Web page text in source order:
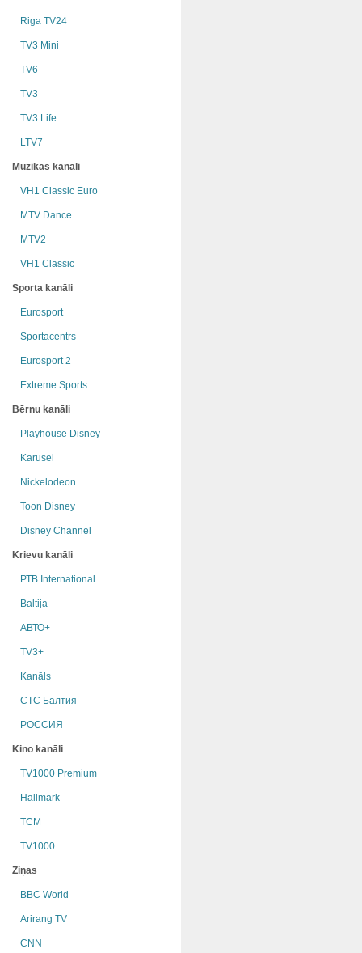
Riga TV24
TV3 Mini
TV6
TV3
TV3 Life
LTV7
Mūzikas kanāli
VH1 Classic Euro
MTV Dance
MTV2
VH1 Classic
Sporta kanāli
Eurosport
Sportacentrs
Eurosport 2
Extreme Sports
Bērnu kanāli
Playhouse Disney
Karusel
Nickelodeon
Toon Disney
Disney Channel
Krievu kanāli
РТB International
Baltija
АВТО+
TV3+
Kanāls
СТС Балтия
РОССИЯ
Kino kanāli
TV1000 Premium
Hallmark
TCM
TV1000
Ziņas
BBC World
Arirang TV
CNN